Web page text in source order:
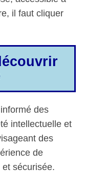
il faut cliquer
des
intellectuelle et
des
de
sécurisée.